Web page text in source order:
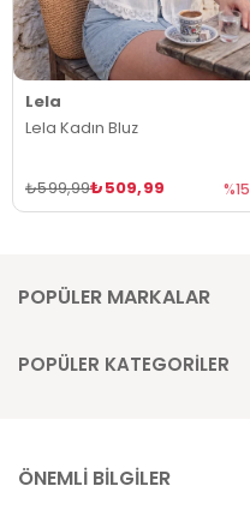
Lela
Lela Kadın Bluz
₺509,99
₺599,99 %15
POPÜLER MARKALAR
POPÜLER KATEGORİLER
ÖNEMLİ BİLGİLER